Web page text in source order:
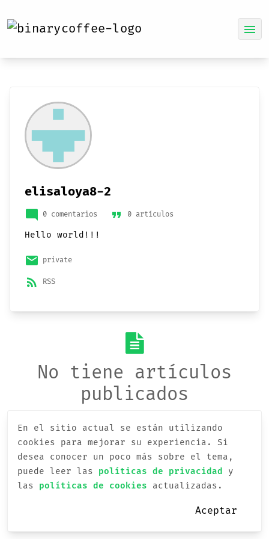
menu
elisaloya8-2
mode_comment 0 comentarios format_quote 0 artículos
Hello world!!!
email private
rss_feed RSS
No tiene artículos
publicados
En el sitio actual se están utilizando
cookies para mejorar su experiencia.
Si
desea conocer un poco más sobre el tema,
puede leer las políticas de privacidad
y
las políticas de cookies actualizadas.
Aceptar